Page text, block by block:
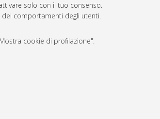
solo con il tuo consenso.
comportamenti degli utenti.
cookie di profilazione".